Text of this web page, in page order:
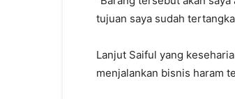
tujuan saya sudah
Lanjut Saiful yang
menjalankan bisnis haram